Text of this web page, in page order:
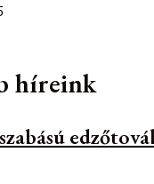
híreink